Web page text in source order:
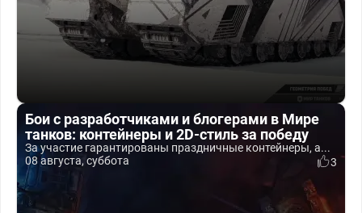
Бои с разработчиками и блогерами в Мире
танков: контейнеры и 2D-стиль за победу
За участие гарантированы праздничные контейнеры, а...
08 августа, суббота
3